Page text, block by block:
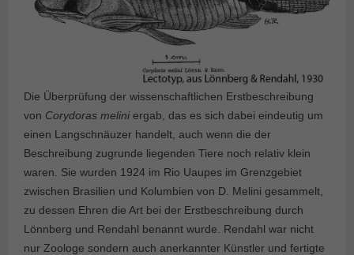
Die Überprüfung der wissenschaftlichen Erstbeschreibung
von Corydoras meliniergab, das es sich dabei eindeutig um
einen Langschnäuzer handelt, auch wenn die der
Beschreibung zugrunde liegenden Tiere noch relativ klein
waren. Sie wurden 1924 im Rio Uaupes im Grenzgebiet
zwischen Brasilien und Kolumbien von D. Melini gesammelt,
zu dessen Ehren die Art bei der Erstbeschreibung durch
Lönnberg und Rendahl benannt wurde. Rendahl war nicht
nur Zoologe sondern auch anerkannter Künstler und fertigte